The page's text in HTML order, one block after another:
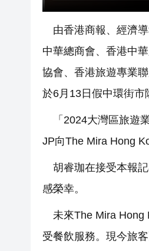
由香港商報、經濟
中華總商會、香港中
協會、香港旅遊專業
於6月13日假中環街市
「2024大灣區旅遊
JP向The Mira Hong
胡睿珈在接受本報
感榮幸。
未來The Mira Hong
受餐飲服務。現今旅